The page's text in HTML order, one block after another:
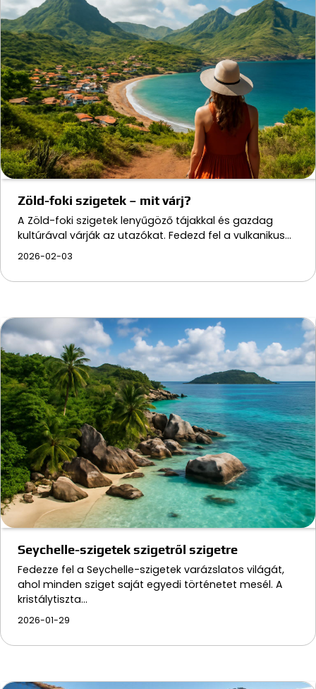
Zöld-foki szigetek – mit várj?
A Zöld-foki szigetek lenyűgöző tájakkal és gazdag
kultúrával várják az utazókat. Fedezd fel a vulkanikus…
2026-02-03
Seychelle-szigetek szigetről szigetre
Fedezze fel a Seychelle-szigetek varázslatos világát,
ahol minden sziget saját egyedi történetet mesél. A
kristálytiszta…
2026-01-29